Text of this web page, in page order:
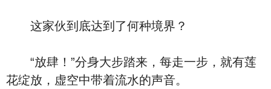
这家伙到底达到了何种境界？
“放肆！”分身大步踏来，每走一步，就有莲
花绽放，虚空中带着流水的声音。